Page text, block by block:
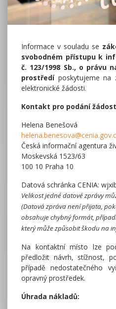
Informace v souladu se
svobodném přístupu k
č. 123/1998 Sb., o právu
prostředíposkytujeme na
elektronické žádosti.
Kontakt pro podání
Helena Benešová
Česká informační agentura
Moskevská 1523/63
100 10 Praha 10
Datová schránka CENIA:
Velikost jedné datové zprávy
(Datová zpráva není přijata,
obsahuje chybný formát,
který může způsobit škodu na
Na kontaktní místo lze
předložit návrh, stížnost,
případě nedostatečného
opravný prostředek.
Úhrada nákladů: